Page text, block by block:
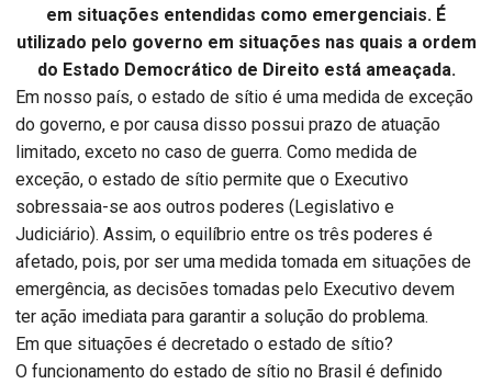
em situações entendidas como emergenciais. É
utilizado pelo governo em situações nas quais a ordem
do Estado Democrático de Direito está ameaçada.
Em nosso país, o estado de sítio é uma medida de exceção
do governo, e por causa disso possui prazo de atuação
limitado, exceto no caso de guerra. Como medida de
exceção, o estado de sítio permite que o Executivo
sobressaia-se aos outros poderes (Legislativo e
Judiciário). Assim, o equilíbrio entre os três poderes é
afetado, pois, por ser uma medida tomada em situações de
emergência, as decisões tomadas pelo Executivo devem
ter ação imediata para garantir a solução do problema.
Em que situações é decretado o estado de sítio?
O funcionamento do estado de sítio no Brasil é definido